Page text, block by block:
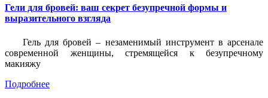
Гели для бровей: ваш секрет безупречной формы и
выразительного взгляда
Гель для бровей – незаменимый инструмент в арсенале
современной женщины, стремящейся к безупречному
макияжу
Подробнее